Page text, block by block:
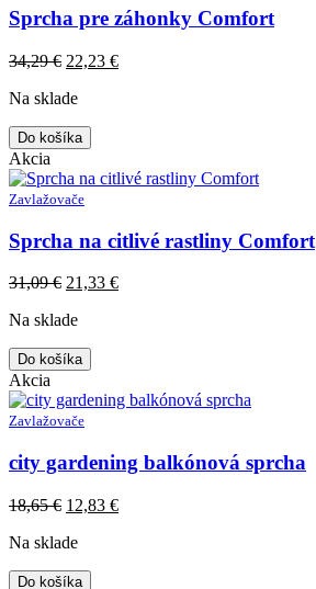
Sprcha pre záhonky Comfort
34,29€ Original
was:
22,23 €Current
Na sklade
Do košíka
Akcia
Zavlažovače
Sprcha na citlivé rastliny Comfort
31,09€ Original
was:
21,33 €Current
Na sklade
Do košíka
Akcia
Zavlažovače
city gardening balkónová sprcha
18,65€ Original
was:
12,83 €Current
Na sklade
Do košíka